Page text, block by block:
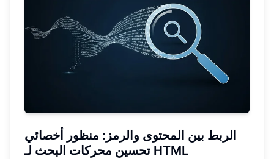
الربط بين المحتوى والرمز: منظور أخصائي
تحسين محركات البحث لـ HTML